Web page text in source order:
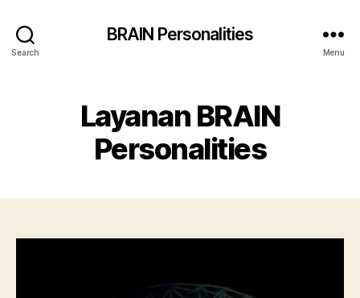
Search
BRAIN Personalities
Menu
Layanan BRAIN
Personalities